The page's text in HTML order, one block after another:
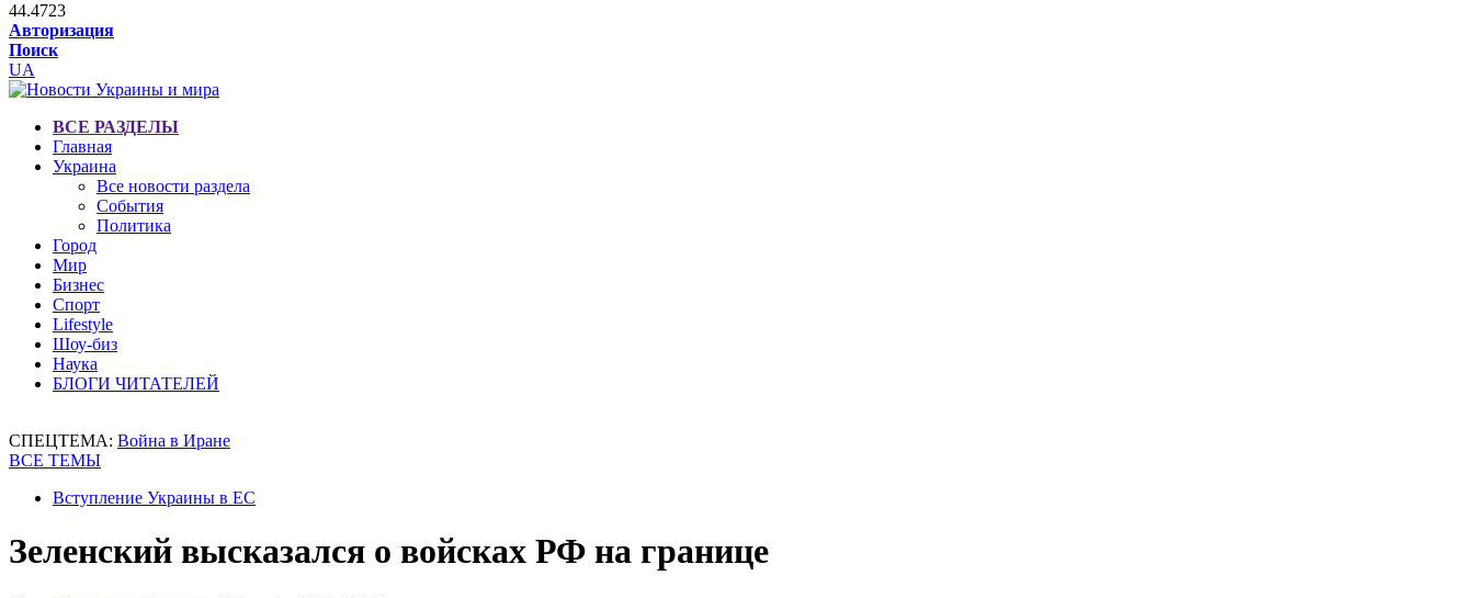
44.4723
Авторизация
Поиск
UA
ВСЕ РАЗДЕЛЫ
Главная
Украина
Все новости раздела
События
Политика
Город
Мир
Бизнес
Спорт
Lifestyle
Шоу-биз
Наука
БЛОГИ ЧИТАТЕЛЕЙ
СПЕЦТЕМА: Война в Иране
ВСЕ ТЕМЫ
Вступление Украины в ЕС
Зеленский высказался о войсках РФ на границе